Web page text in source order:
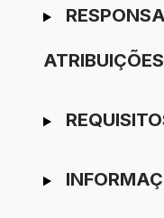
ATRIBUIÇÕES